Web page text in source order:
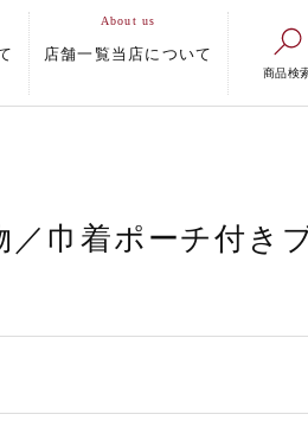
店舗一覧 当店について
商品検
巾着ポーチ付き